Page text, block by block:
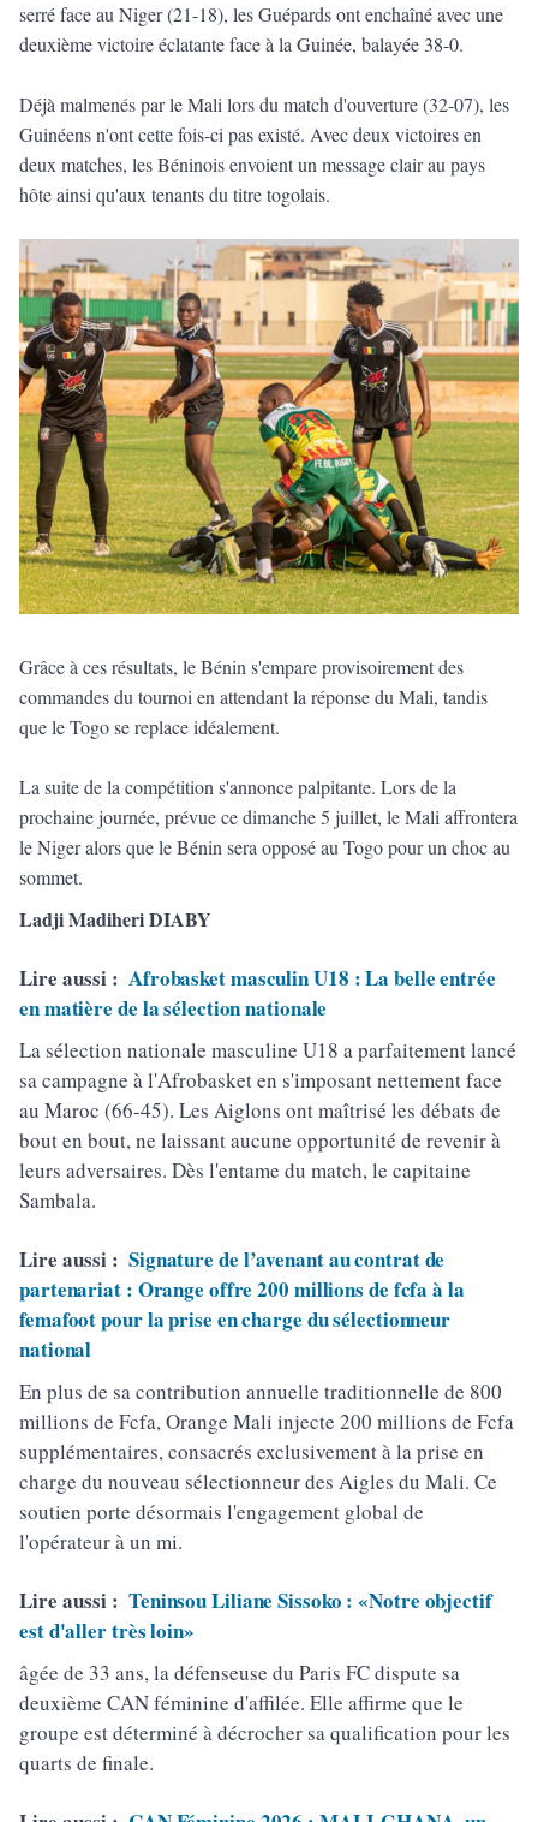
serré face au Niger (21-18), les Guépards ont enchaîné avec une
deuxième victoire éclatante face à la Guinée, balayée 38-0.
Déjà malmenés par le Mali lors du match d'ouverture (32-07), les
Guinéens n'ont cette fois-ci pas existé. Avec deux victoires en
deux matches, les Béninois envoient un message clair au pays
hôte ainsi qu'aux tenants du titre togolais.
Grâce à ces résultats, le Bénin s'empare provisoirement des
commandes du tournoi en attendant la réponse du Mali, tandis
que le Togo se replace idéalement.
La suite de la compétition s'annonce palpitante. Lors de la
prochaine journée, prévue ce dimanche 5 juillet, le Mali affrontera
le Niger alors que le Bénin sera opposé au Togo pour un choc au
sommet.
Ladji Madiheri DIABY
Lire aussi : Afrobasket masculin U18 : La belle entrée
en matière de la sélection nationale
La sélection nationale masculine U18 a parfaitement lancé
sa campagne à l'Afrobasket en s'imposant nettement face
au Maroc (66-45). Les Aiglons ont maîtrisé les débats de
bout en bout, ne laissant aucune opportunité de revenir à
leurs adversaires. Dès l'entame du match, le capitaine
Sambala.
Lire aussi : Signature de l’avenant au contrat de
partenariat : Orange offre 200 millions de fcfa à la
femafoot pour la prise en charge du sélectionneur
national
En plus de sa contribution annuelle traditionnelle de 800
millions de Fcfa, Orange Mali injecte 200 millions de Fcfa
supplémentaires, consacrés exclusivement à la prise en
charge du nouveau sélectionneur des Aigles du Mali. Ce
soutien porte désormais l'engagement global de
l'opérateur à un mi.
Lire aussi : Teninsou Liliane Sissoko : «Notre objectif
est d'aller très loin»
âgée de 33 ans, la défenseuse du Paris FC dispute sa
deuxième CAN féminine d'affilée. Elle affirme que le
groupe est déterminé à décrocher sa qualification pour les
quarts de finale.